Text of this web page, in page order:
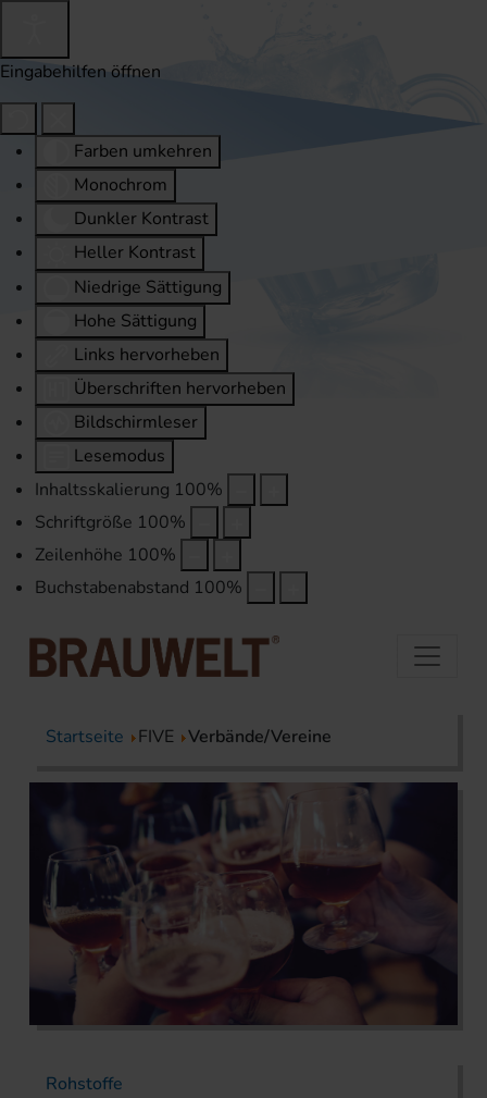
Eingabehilfen öffnen
Farben umkehren
Monochrom
Dunkler Kontrast
Heller Kontrast
Niedrige Sättigung
Hohe Sättigung
Links hervorheben
Überschriften hervorheben
Bildschirmleser
Lesemodus
Inhaltsskalierung 100%
Schriftgröße 100%
Zeilenhöhe 100%
Buchstabenabstand 100%
Startseite FIVE Verbände/Vereine
Rohstoffe